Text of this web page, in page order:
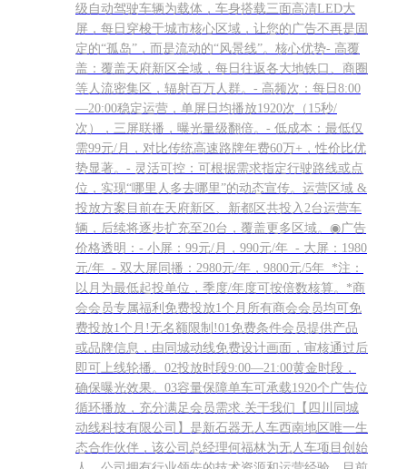
级自动驾驶车辆为载体，车身搭载三面高清LED大
屏，每日穿梭于城市核心区域，让您的广告不再是固
定的“孤岛”，而是流动的“风景线”。核心优势- 高覆
盖：覆盖天府新区全域，每日往返各大地铁口、商圈
等人流密集区，辐射百万人群。- 高频次：每日8:00
—20:00稳定运营，单屏日均播放1920次（15秒/
次），三屏联播，曝光量级翻倍。- 低成本：最低仅
需99元/月，对比传统高速路牌年费60万+，性价比优
势显著。- 灵活可控：可根据需求指定行驶路线或点
位，实现“哪里人多去哪里”的动态宣传。运营区域 &
投放方案目前在天府新区、新都区共投入2台运营车
辆，后续将逐步扩充至20台，覆盖更多区域。◉广告
价格透明：- 小屏：99元/月，990元/年 - 大屏：1980
元/年 - 双大屏同播：2980元/年，9800元/5年 *注：
以月为最低起投单位，季度/年度可按倍数核算。*商
会会员专属福利免费投放1个月所有商会会员均可免
费投放1个月!无名额限制!01免费条件会员提供产品
或品牌信息，由同城动线免费设计画面，审核通过后
即可上线轮播。02投放时段9:00—21:00黄金时段，
确保曝光效果。03容量保障单车可承载1920个广告位
循环播放，充分满足会员需求.关于我们【四川同城
动线科技有限公司】是新石器无人车西南地区唯一生
态合作伙伴，该公司总经理何福林为无人车项目创始